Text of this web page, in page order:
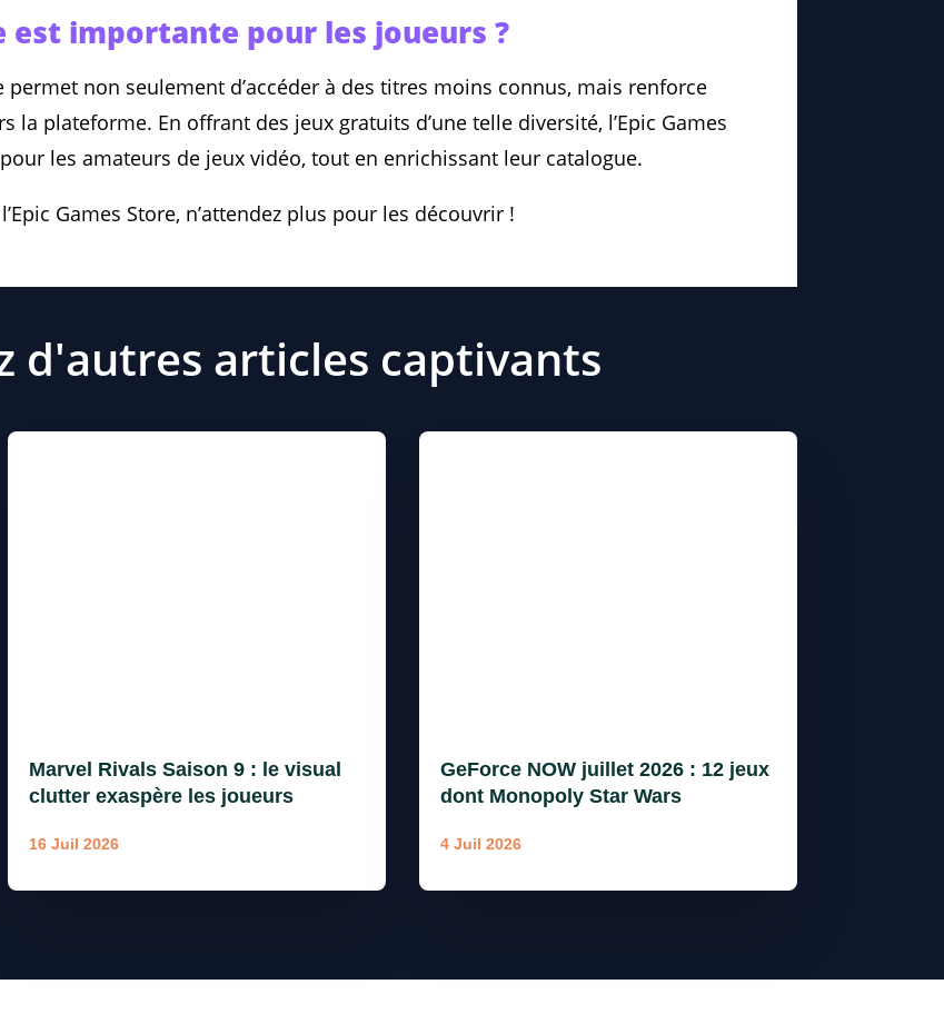
est importante pour les joueurs ?
non seulement d’accéder à des titres moins connus, mais renforce
la plateforme. En offrant des jeux gratuits d’une telle diversité, l’Epic Games
les amateurs de jeux vidéo, tout en enrichissant leur catalogue.
Games Store, n’attendez plus pour les découvrir !
d'autres articles captivants
Marvel Rivals Saison 9 : le visual
clutter exaspère les joueurs
16 Juil 2026
GeForce NOW juillet 2026 : 12 jeux
dont Monopoly Star Wars
4 Juil 2026